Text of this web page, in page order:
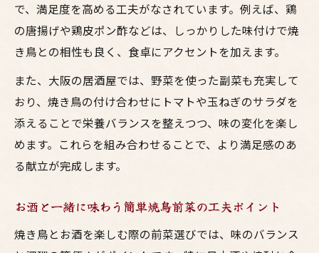
で、満足度を高める工夫がなされています。例えば、鶏
の唐揚げや鶏皮ポン酢などは、しっかりした味付けで焼
き鳥との相性も良く、食卓にアクセントを加えます。
また、大阪の居酒屋では、野菜を使った副菜も充実して
おり、焼き鳥の付け合わせにトマトや玉ねぎのサラダを
添えることで栄養バランスを整えつつ、味の変化を楽し
めます。これらを組み合わせることで、より満足感のあ
る献立が完成します。
お酒と一緒に味わう簡単焼鳥前菜の工夫ポイント
焼き鳥とお酒を楽しむ際の前菜選びでは、味のバランス